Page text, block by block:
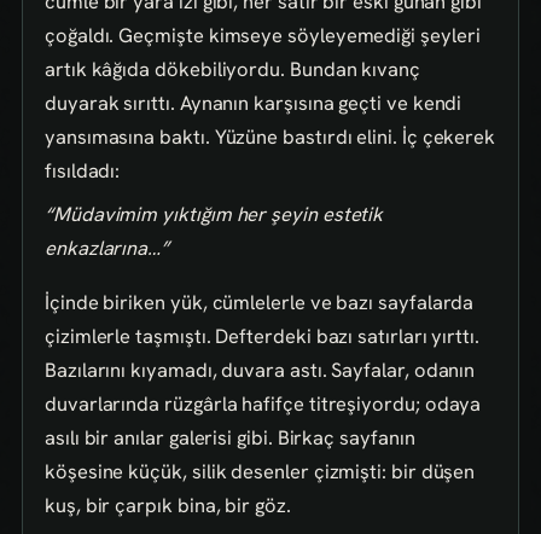
çoğaldı. Geçmişte kimseye söyleyemediği şeyleri
artık kâğıda dökebiliyordu. Bundan kıvanç
duyarak sırıttı. Aynanın karşısına geçti ve kendi
yansımasına baktı. Yüzüne bastırdı elini. İç çekerek
fısıldadı:
“Müdavimim yıktığım her şeyin estetik
enkazlarına…”
İçinde biriken yük, cümlelerle ve bazı sayfalarda
çizimlerle taşmıştı. Defterdeki bazı satırları yırttı.
Bazılarını kıyamadı, duvara astı. Sayfalar, odanın
duvarlarında rüzgârla hafifçe titreşiyordu; odaya
asılı bir anılar galerisi gibi. Birkaç sayfanın
köşesine küçük, silik desenler çizmişti: bir düşen
kuş, bir çarpık bina, bir göz.